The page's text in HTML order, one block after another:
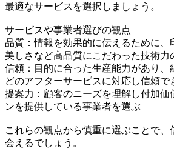
最適なサービスを選択しましょう。
サービスや事業者選びの観点
品質：情報を効果的に伝えるために、
美しさなど高品質にこだわった技術力
信頼：目的に合った生産能力があり、
どのアフターサービスに対応し信頼で
提案力：顧客のニーズを理解し付加価
ンを提供している事業者を選ぶ
これらの観点から慎重に選ぶことで、
会えるでしょう。